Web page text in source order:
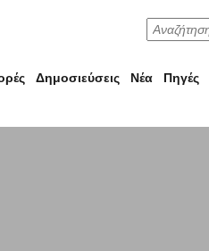
Δημοσιεύσεις Νέα Πηγές